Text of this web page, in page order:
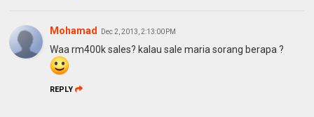
Mohamad Dec 2, 2013, 2:13:00 PM
Waa rm400k sales? kalau sale maria sorang berapa ?
REPLY